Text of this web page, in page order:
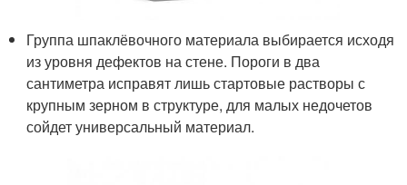
Группа шпаклёвочного материала выбирается исходя
из уровня дефектов на стене. Пороги в два
сантиметра исправят лишь стартовые растворы с
крупным зерном в структуре, для малых недочетов
сойдет универсальный материал.